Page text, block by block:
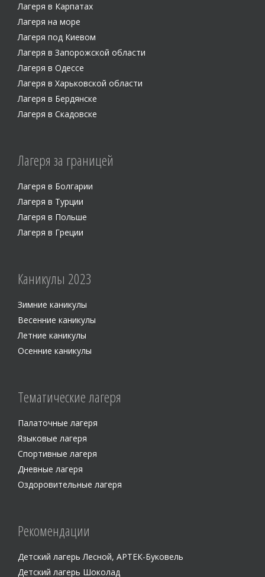
Лагеря в Карпатах
Лагеря на море
Лагеря под Киевом
Лагеря в Запорожской области
Лагеря в Одессе
Лагеря в Харьковской области
Лагеря в Бердянске
Лагеря в Скадовске
Лагеря за границей
Лагеря в Болгарии
Лагеря в Турции
Лагеря в Польше
Лагеря в Греции
Каникулы 2023
Зимние каникулы
Весенние каникулы
Летние каникулы
Осенние каникулы
Тематические лагеря
Палаточные лагеря
Языковые лагеря
Спортивные лагеря
Дневные лагеря
Оздоровительные лагеря
Рекомендации
Детский лагерь Лесной, АРТЕК-Буковель
Детский лагерь Шоколад